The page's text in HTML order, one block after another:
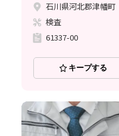
石川県河北郡津幡町
検査
61337-00
キープする